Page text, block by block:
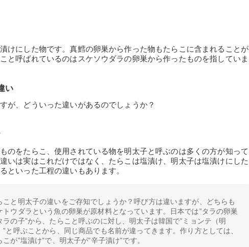
けにした物です。真鱈の卵巣から作った物もたらこに含まれることが
と呼ばれているのはスケソウダラの卵巣から作ったものを指していま
い
が、どういった違いがあるのでしょうか？
のをたらこ、使用されている物を明太子と呼ぶのは多くの方が知って
いは実はこれだけではなく、たらこは塩漬け、明太子は塩漬けにした
といった工程の違いもあります。
こと明太子の違いをご存知でしょうか？呼び方は違いますが、どちらも
トウダラという魚の卵巣が原材料となっています。日本では”タラの卵巣
ラの子”から、たらこと呼ぶのに対し、明太子は韓国で”ミョンテ（明
”と呼ぶことから、同じ商品でも名前が違ってきます。作り方としては、
こが”塩漬け”で、明太子が”辛子漬け”です。